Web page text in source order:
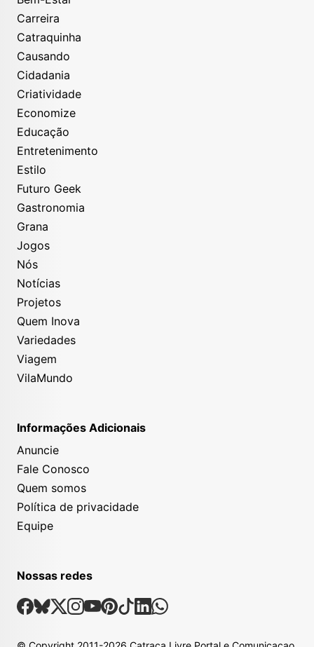
Carreira
Catraquinha
Causando
Cidadania
Criatividade
Economize
Educação
Entretenimento
Estilo
Futuro Geek
Gastronomia
Grana
Jogos
Nós
Notícias
Projetos
Quem Inova
Variedades
Viagem
VilaMundo
Informações Adicionais
Anuncie
Fale Conosco
Quem somos
Política de privacidade
Equipe
Nossas redes
Nossas Redes Sociais
Facebook
Bsky
X Instagram
Youtube
Pinterest
TiktokLinkedin
Whatsapp